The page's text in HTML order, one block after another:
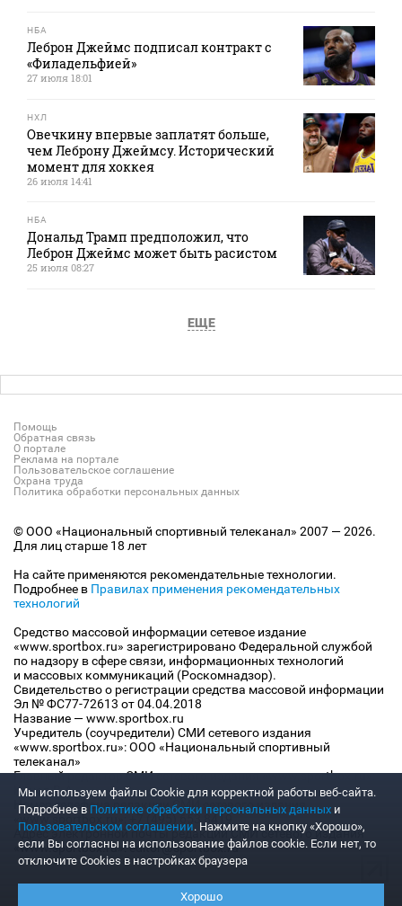
НБА
Леброн Джеймс подписал контракт с
«Филадельфией»
27 июля 18:01
НХЛ
Овечкину впервые заплатят больше,
чем Леброну Джеймсу. Исторический
момент для хоккея
26 июля 14:41
НБА
Дональд Трамп предположил, что
Леброн Джеймс может быть расистом
25 июля 08:27
ЕЩЕ
Помощь
Обратная связь
О портале
Реклама на портале
Пользовательское соглашение
Охрана труда
Политика обработки персональных данных
© ООО «Национальный спортивный телеканал» 2007 — 2026.
Для лиц старше 18 лет
На сайте применяются рекомендательные технологии.
Подробнее в Правилах применения рекомендательных
технологий
Средство массовой информации сетевое издание
«www.sportbox.ru» зарегистрировано Федеральной службой
по надзору в сфере связи, информационных технологий
и массовых коммуникаций (Роскомнадзор).
Свидетельство о регистрации средства массовой информации
Эл № ФС77-72613 от 04.04.2018
Название — www.sportbox.ru
Учредитель (соучредители) СМИ сетевого издания
«www.sportbox.ru»: ООО «Национальный спортивный
телеканал»
Главный редактор СМИ сетевого издания «www.sportbox.ru»:
Конов В.А.
Номер телефона редакции СМИ сетевого издания
«www.sportbox.ru»: +7 (495) 653 8419
Адрес электронной почты редакции СМИ сетевого издания
«www.sportbox.ru»: editor@sportbox.ru
Мы используем файлы Сookie для корректной работы веб-сайта.
Подробнее в Политике обработки персональных данных и
Пользовательском соглашении. Нажмите на кнопку «Хорошо»,
если Вы согласны на использование файлов cookie. Если нет, то
отключите Cookies в настройках браузера
Хорошо